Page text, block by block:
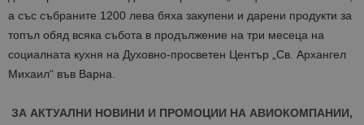
а със събраните 1200 лева бяха закупени и дарени продукти за
топъл обяд всяка събота в продължение на три месеца на
социалната кухня на Духовно-просветен Център „Св. Архангел
Михаил“ във Варна.
ЗА АКТУАЛНИ НОВИНИ И ПРОМОЦИИ НА АВИОКОМПАНИИ,